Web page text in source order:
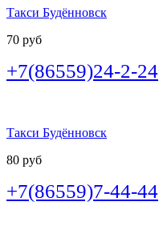
Такси Будённовск
70 руб
+7(86559)24-2-24
Такси Будённовск
80 руб
+7(86559)7-44-44